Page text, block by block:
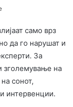
само врз
да го нарушат и
За
зголемување на
сонот,
интервенции.